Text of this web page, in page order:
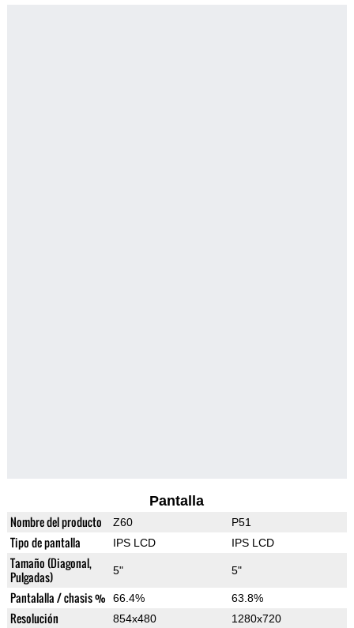
Pantalla
Nombre del producto Z60 P51
Tipo de pantalla IPS LCD IPS LCD
Tamaño (Diagonal,
Pulgadas)
5" 5"
Pantalalla / chasis % 66.4% 63.8%
Resolución 854x480 1280x720